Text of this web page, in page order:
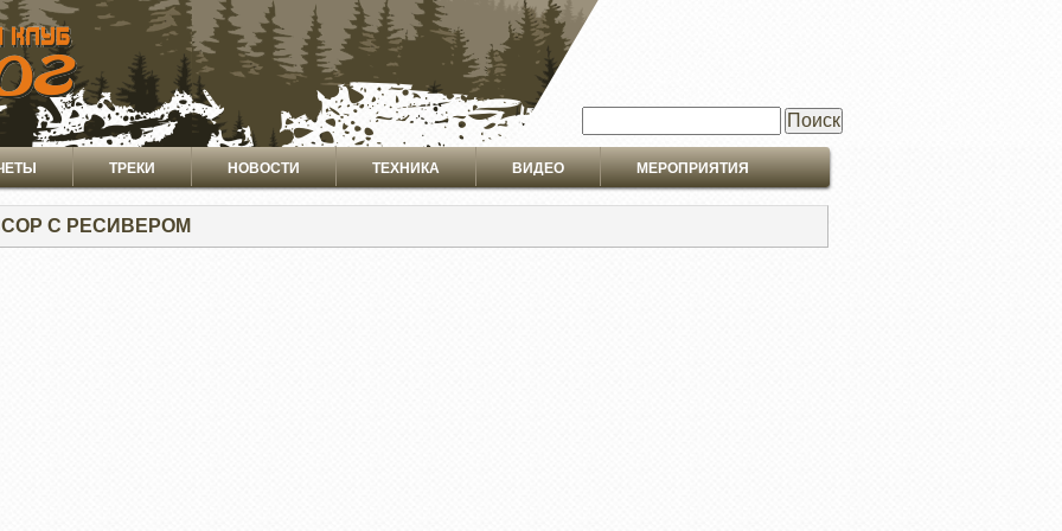
ТРЕКИ НОВОСТИ ТЕХНИКА ВИДЕО МЕРОПРИЯТИЯ
С РЕСИВЕРОМ